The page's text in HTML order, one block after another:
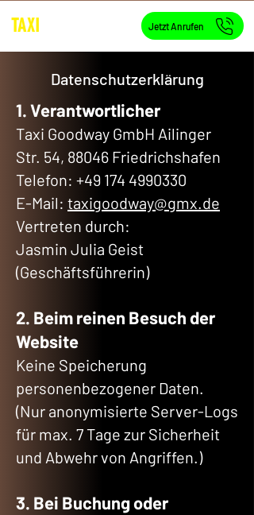
TAXI Jetzt Anrufen
Datenschutzerklärung
1. Verantwortlicher
Taxi Goodway GmbH Ailinger
Str. 54, 88046 Friedrichshafen
Telefon: +49 174 4990330
E-Mail: taxigoodway@gmx.de
Vertreten durch:
Jasmin Julia Geist
(Geschäftsführerin)
2. Beim reinen Besuch der
Website
Keine Speicherung
personenbezogener Daten.
(Nur anonymisierte Server-Logs
für max. 7 Tage zur Sicherheit
und Abwehr von Angriffen.)
3. Bei Buchung oder